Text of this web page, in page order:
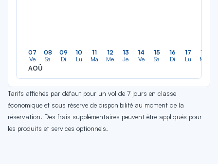
07
Ve
AOÛ
08
Sa
09
Di
10
Lu
11
Ma
12
Me
13
Je
14
Ve
15
Sa
16
Di
17
Lu
18
Ma
Tarifs affichés par défaut pour un vol de 7 jours en classe
économique et sous réserve de disponibilité au moment de la
réservation. Des frais supplémentaires peuvent être appliqués pour
les produits et services optionnels.